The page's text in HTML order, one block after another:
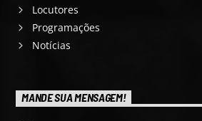
Locutores
Programações
Notícias
MANDE SUA MENSAGEM!